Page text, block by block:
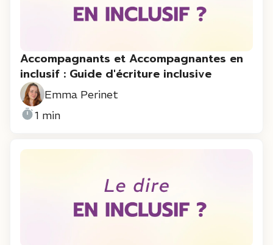
Accompagnants et Accompagnantes en
inclusif : Guide d'écriture inclusive
Emma Perinet
1 min